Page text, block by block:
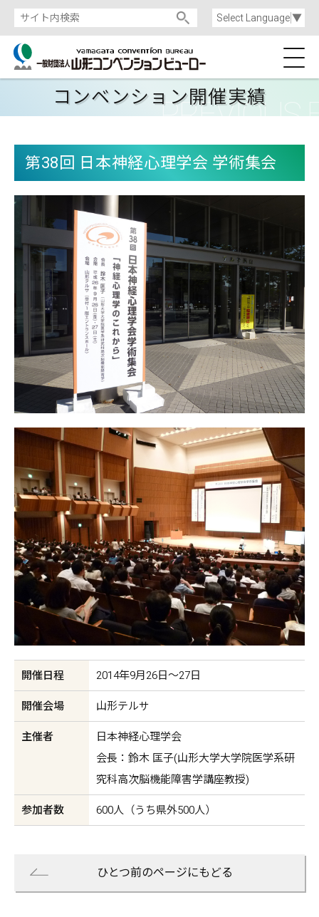
Select Language▼
コンベンション開催実績
第38回 日本神経心理学会 学術集会
開催日程 2014年9月26日〜27日
開催会場 山形テルサ
主催者
日本神経心理学会
会長：鈴木 匡子(山形大学大学院医学系研
究科高次脳機能障害学講座教授)
参加者数 600人（うち県外500人）
ひとつ前のページにもどる